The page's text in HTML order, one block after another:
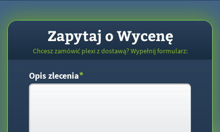
Zapytaj o Wycenę
Chcesz zamówić plexi z dostawą? Wypełnij formularz:
Opis zlecenia*